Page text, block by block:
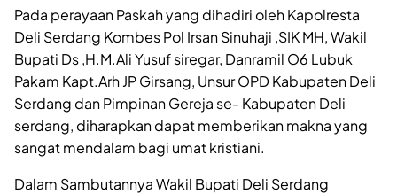
Pada perayaan Paskah yang dihadiri oleh Kapolresta
Deli Serdang Kombes Pol Irsan Sinuhaji ,SIK MH, Wakil
Bupati Ds ,H.M.Ali Yusuf siregar, Danramil O6 Lubuk
Pakam Kapt.Arh JP Girsang, Unsur OPD Kabupaten Deli
Serdang dan Pimpinan Gereja se- Kabupaten Deli
serdang, diharapkan dapat memberikan makna yang
sangat mendalam bagi umat kristiani.
Dalam Sambutannya Wakil Bupati Deli Serdang